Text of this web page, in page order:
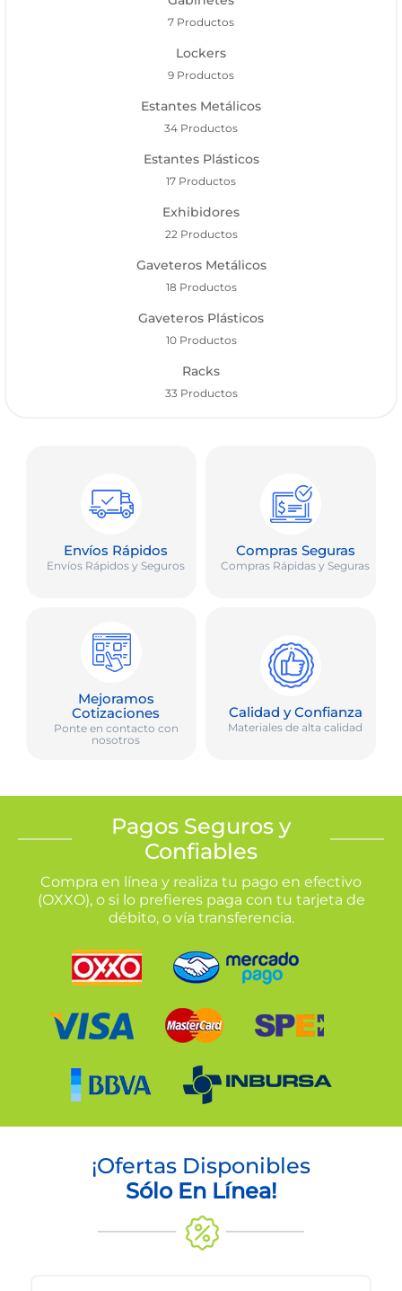
7 Productos
Lockers
9 Productos
Estantes Metálicos
34 Productos
Estantes Plásticos
17 Productos
Exhibidores
22 Productos
Gaveteros Metálicos
18 Productos
Gaveteros Plásticos
10 Productos
Racks
33 Productos
Envíos Rápidos
Envíos Rápidos y Seguros
Compras Seguras
Compras Rápidas y Seguras
Mejoramos
Cotizaciones
Ponte en contacto con
nosotros
Calidad y Confianza
Materiales de alta calidad
Pagos Seguros y
Confiables
Compra en línea y realiza tu pago en efectivo
(OXXO), o si lo prefieres paga con tu tarjeta de
débito, o vía transferencia.
¡Ofertas Disponibles
Sólo En Línea!